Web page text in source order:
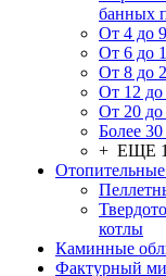
банных
От 4 до
От 6 до
От 8 до
От 12 до
От 20 до
Более 30
+ ЕЩЕ 1
котлы
Каминные
Фактурный